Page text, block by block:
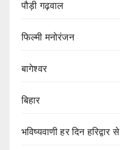
पौड़ी गढ़वाल
फिल्मी मनोरंजन
बागेश्वर
बिहार
भविष्यवाणी हर दिन हरिद्वार से